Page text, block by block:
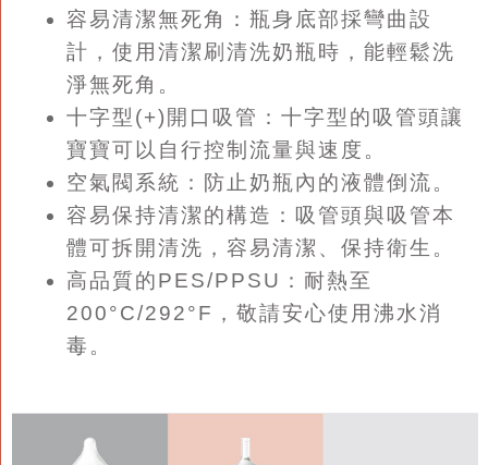
容易清潔無死角：瓶身底部採彎曲設
計，使用清潔刷清洗奶瓶時，能輕鬆洗
淨無死角。
十字型(+)開口吸管：十字型的吸管頭讓
寶寶可以自行控制流量與速度。
空氣閥系統：防止奶瓶內的液體倒流。
容易保持清潔的構造：吸管頭與吸管本
體可拆開清洗，容易清潔、保持衛生。
高品質的PES/PPSU：耐熱至
200°C/292°F，敬請安心使用沸水消
毒。